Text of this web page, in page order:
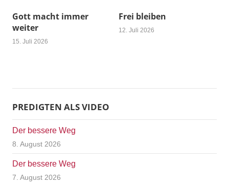
Gott macht immer
weiter
15. Juli 2026
Frei bleiben
12. Juli 2026
PREDIGTEN ALS VIDEO
Der bessere Weg
8. August 2026
Der bessere Weg
7. August 2026